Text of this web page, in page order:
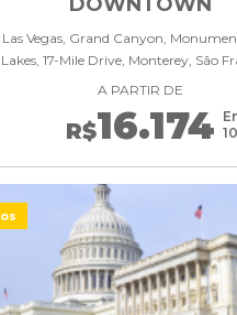
Las Vegas, Grand Canyon,
Lakes, 17-Mile Drive, Monterey, São
A PARTIR DE
R$16.174